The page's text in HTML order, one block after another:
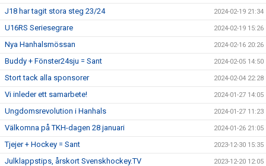
J18 har tagit stora steg 23/24 2024-02-19 21:34
U16RS Seriesegrare 2024-02-19 15:26
Nya Hanhalsmössan 2024-02-16 20:26
Buddy + Fönster24sju = Sant 2024-02-05 14:50
Stort tack alla sponsorer 2024-02-04 22:28
Vi inleder ett samarbete! 2024-01-27 14:05
Ungdomsrevolution i Hanhals 2024-01-27 11:23
Välkomna på TKH-dagen 28 januari 2024-01-26 21:05
Tjejer + Hockey = Sant 2023-12-30 15:35
Julklappstips, årskort Svenskhockey.TV 2023-12-20 12:05